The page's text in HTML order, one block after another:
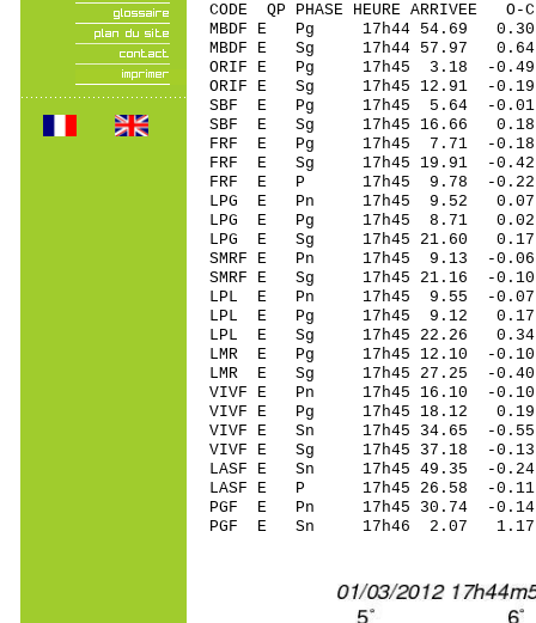
CODE QP PHASE HEURE
MBDF E Pg 17h44 54.69
MBDF E Sg 17h44
ORIF E Pg 17h45 3.18 -0.49
ORIF E Sg 17h45 12.91 -
SBF E Pg 17h45 5.64 -0.01
SBF E Sg 17h45 16.66
FRF E Pg 17h45 7.71 -0.18
FRF E Sg 17h45 19.91 -
FRF E P 17h45 9.78 -0.22
LPG E Pn 17h45 9.52
LPG E Pg 17h45 8.71
LPG E Sg 17h45 21.60
SMRF E Pn 17h45 9.13 -0.06
SMRF E Sg 17h45 21.16 -
LPL E Pn 17h45 9.55 -
LPL E Pg 17h45 9.12
LPL E Sg 17h45 22.26
LMR E Pg 17h45 12.10 -0.10
LMR E Sg 17h45 27.25 -
VIVF E Pn 17h45 16.10 -0.10
VIVF E Pg 17h45 18.12 0.19
VIVF E Sn 17h45 34.65 -0.55
VIVF E Sg 17h45 37.18 -
LASF E Sn 17h45 49.35 -
LASF E P 17h45 26.58 -0.11
PGF E Pn 17h45 30.74 -0.14
PGF E Sn 17h46 2.07